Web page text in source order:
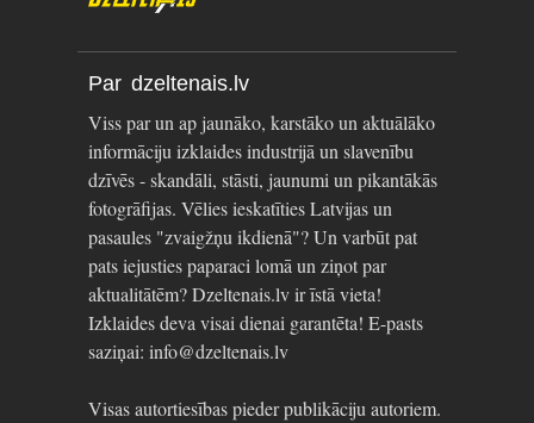
Par dzeltenais.lv
Viss par un ap jaunāko, karstāko un aktuālāko
informāciju izklaides industrijā un slavenību
dzīvēs - skandāli, stāsti, jaunumi un pikantākās
fotogrāfijas. Vēlies ieskatīties Latvijas un
pasaules "zvaigžņu ikdienā"? Un varbūt pat
pats iejusties paparaci lomā un ziņot par
aktualitātēm? Dzeltenais.lv ir īstā vieta!
Izklaides deva visai dienai garantēta! E-pasts
saziņai: info@dzeltenais.lv
Visas autortiesības pieder publikāciju autoriem.